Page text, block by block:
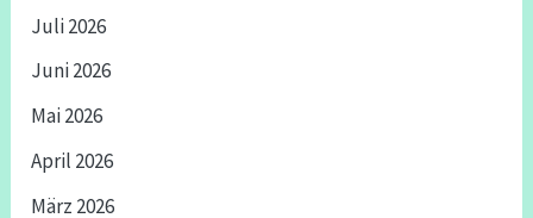
Juli 2026
Juni 2026
Mai 2026
April 2026
März 2026